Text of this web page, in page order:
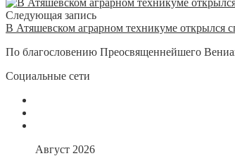
Следующая запись
В Атяшевском аграрном техникуме открылся
По благословению Преосвященнейшего
Социальные сети
Август 2026